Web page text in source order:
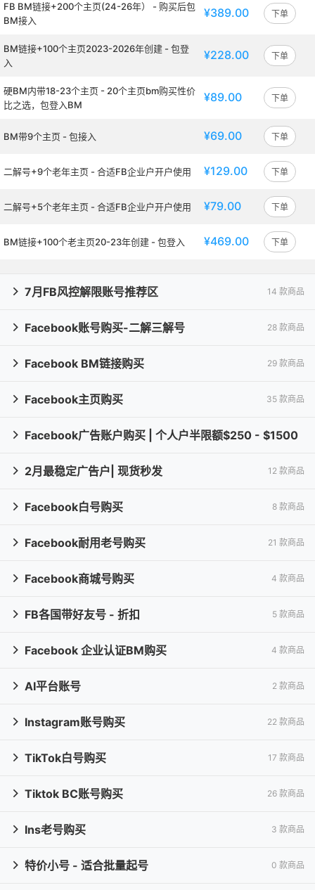
FB BM链接+200个主页(24-26年） - 购买后包
BM接入
¥389.00 下单
BM链接+100个主页2023-2026年创建 - 包登
入
¥228.00 下单
硬BM内带18-23个主页 - 20个主页bm购买性价
比之选，包登入BM
¥89.00 下单
BM带9个主页 - 包接入 ¥69.00 下单
二解号+9个老年主页 - 合适FB企业户开户使用 ¥129.00 下单
二解号+5个老年主页 - 合适FB企业户开户使用 ¥79.00 下单
BM链接+100个老主页20-23年创建 - 包登入 ¥469.00 下单
7月FB风控解限账号推荐区 14 款商品

Facebook账号购买-二解三解号 28 款商品

Facebook BM链接购买 29 款商品

Facebook主页购买 35 款商品

Facebook广告账户购买 | 个人户半限额$250 - $1500
15 款商品

2月最稳定广告户| 现货秒发 12 款商品

Facebook白号购买 8 款商品

Facebook耐用老号购买 21 款商品

Facebook商城号购买 4 款商品

FB各国带好友号 - 折扣 5 款商品

Facebook 企业认证BM购买 4 款商品

AI平台账号 2 款商品

Instagram账号购买 22 款商品

TikTok白号购买 17 款商品

Tiktok BC账号购买 26 款商品

Ins老号购买 3 款商品

特价小号 - 适合批量起号 0 款商品
